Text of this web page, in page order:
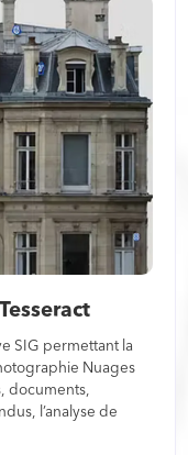
SIG permettant la
Nuages
documents,
l’analyse de